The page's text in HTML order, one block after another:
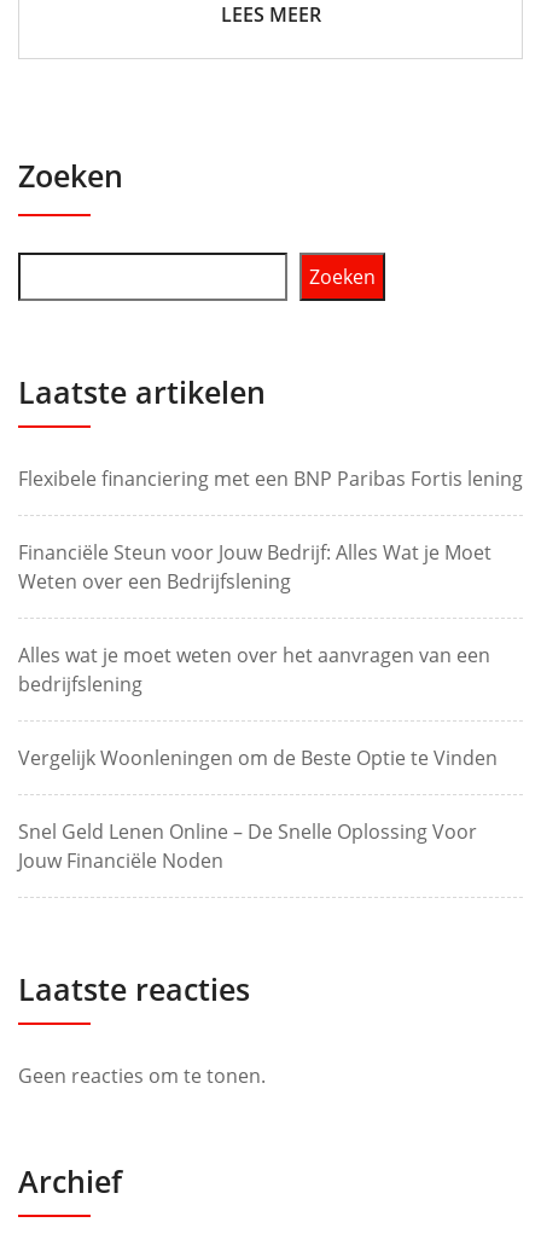
LEES MEER
Zoeken
Zoeken
Laatste artikelen
Flexibele financiering met een BNP Paribas Fortis lening
Financiële Steun voor Jouw Bedrijf: Alles Wat je Moet
Weten over een Bedrijfslening
Alles wat je moet weten over het aanvragen van een
bedrijfslening
Vergelijk Woonleningen om de Beste Optie te Vinden
Snel Geld Lenen Online – De Snelle Oplossing Voor
Jouw Financiële Noden
Laatste reacties
Geen reacties om te tonen.
Archief